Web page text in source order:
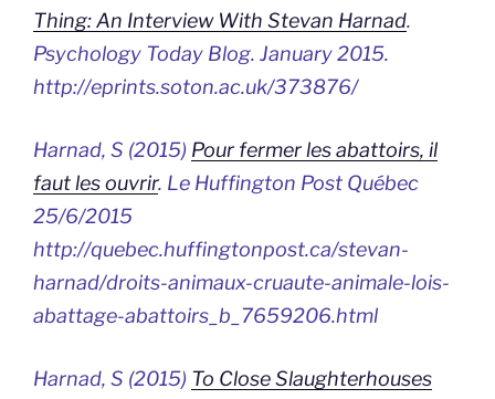
Thing: An Interview With Stevan Harnad.
Psychology Today Blog. January 2015.
http://eprints.soton.ac.uk/373876/
Harnad, S (2015) Pour fermer les abattoirs, il
faut les ouvrir. Le Huffington Post Québec
25/6/2015
http://quebec.huffingtonpost.ca/stevan-
harnad/droits-animaux-cruaute-animale-lois-
abattage-abattoirs_b_7659206.html
Harnad, S (2015) To Close Slaughterhouses